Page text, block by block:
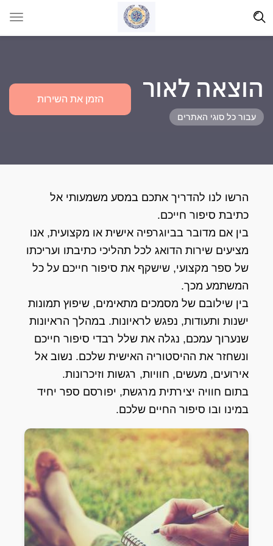
הוצאה לאור
עבור כל סוגי האתרים
הזמן את השירות
הרשו לנו להדריך אתכם במסע משמעותי אל
כתיבת סיפור חייכם.
בין אם מדובר בביוגרפיה אישית או מקצועית, אנו
מציעים שירות הדואג לכל תהליכי כתיבתו ועריכתו
של ספר מקצועי, שישקף את סיפור חייכם על כל
המשתמע מכך.
בין שילובם של מסמכים מתאימים, שיפוץ תמונות
ישנות ותעודות, נפגש לראיונות. במהלך הראיונות
שנערוך עמכם, נגלה את שלל רבדי סיפור חייכם
ונשחזר את ההיסטוריה האישית שלכם. נשוב אל
אירועים, מעשים, חוויות, רגשות וזיכרונות.
בתום חוויה יצירתית מרגשת, יפורסם ספר יחיד
במינו ובו סיפור החיים שלכם.